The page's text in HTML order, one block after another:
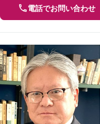
電話でお問い合わせ